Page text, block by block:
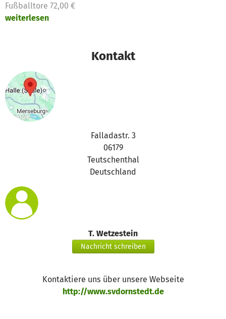
Fußballtore 72,00 €
weiterlesen
Kontakt
Falladastr. 3
06179
Teutschenthal
Deutschland
T. Wetzestein
Nachricht schreiben
Kontaktiere uns über unsere Webseite
http://www.svdornstedt.de